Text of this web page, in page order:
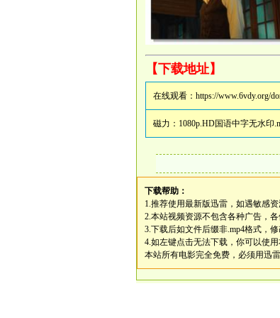
【下载地址】
在线观看： https://www.6vdy.org/
磁力： 1080p.HD国语中字无水印
下载帮助：
1.推荐使用最新版迅雷，如遇敏感
2.本站视频资源不包含各种广告，各
3.下载后如文件后缀非.mp4格式，修
4.如左键点击无法下载，你可以使
本站所有电影完全免费，必须用迅